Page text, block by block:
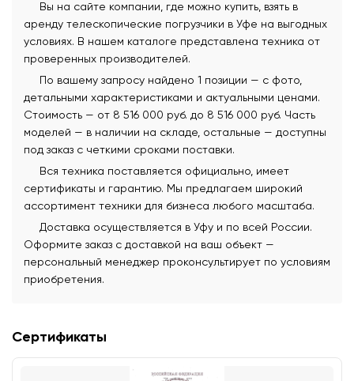
Вы на сайте компании, где можно купить, взять в
аренду телескопические погрузчики в Уфе на выгодных
условиях. В нашем каталоге представлена техника от
проверенных производителей.
По вашему запросу найдено 1 позиции — с фото,
детальными характеристиками и актуальными ценами.
Стоимость — от 8 516 000 руб. до 8 516 000 руб. Часть
моделей — в наличии на складе, остальные — доступны
под заказ с четкими сроками поставки.
Вся техника поставляется официально, имеет
сертификаты и гарантию. Мы предлагаем широкий
ассортимент техники для бизнеса любого масштаба.
Доставка осуществляется в Уфу и по всей России.
Оформите заказ с доставкой на ваш объект —
персональный менеджер проконсультирует по условиям
приобретения.
Сертификаты